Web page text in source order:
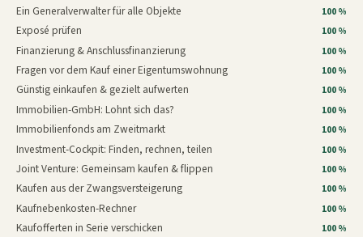
Ein Generalverwalter für alle Objekte 100 %
Exposé prüfen 100 %
Finanzierung & Anschlussfinanzierung 100 %
Fragen vor dem Kauf einer Eigentumswohnung 100 %
Günstig einkaufen & gezielt aufwerten 100 %
Immobilien-GmbH: Lohnt sich das? 100 %
Immobilienfonds am Zweitmarkt 100 %
Investment-Cockpit: Finden, rechnen, teilen 100 %
Joint Venture: Gemeinsam kaufen & flippen 100 %
Kaufen aus der Zwangsversteigerung 100 %
Kaufnebenkosten-Rechner 100 %
Kaufofferten in Serie verschicken 100 %